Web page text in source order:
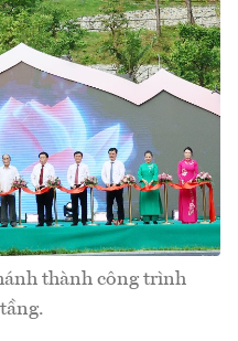
thành công trình